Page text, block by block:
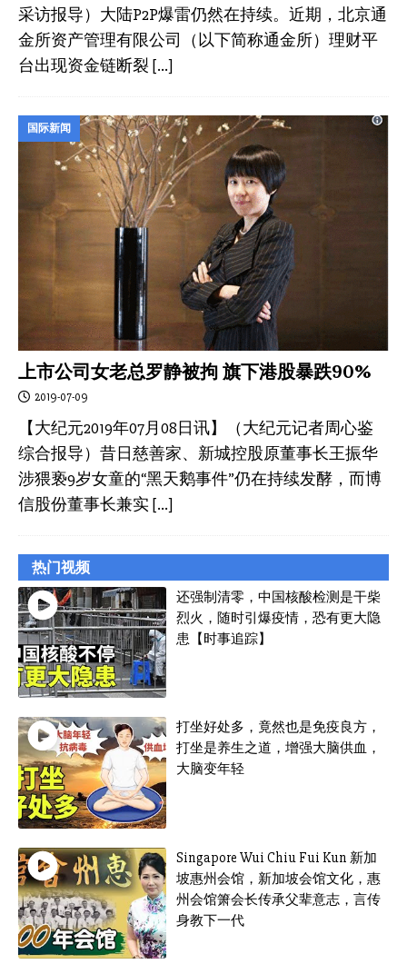
采访报导）大陆P2P爆雷仍然在持续。近期，北京通
金所资产管理有限公司（以下简称通金所）理财平
台出现资金链断裂 […]
国际新闻
上市公司女老总罗静被拘 旗下港股暴跌90%
2019-07-09
【大纪元2019年07月08日讯】（大纪元记者周心鉴
综合报导）昔日慈善家、新城控股原董事长王振华
涉猥亵9岁女童的“黑天鹅事件”仍在持续发酵，而博
信股份董事长兼实 […]
热门视频
还强制清零，中国核酸检测是干柴
烈火，随时引爆疫情，恐有更大隐
患【时事追踪】
打坐好处多，竟然也是免疫良方，
打坐是养生之道，增强大脑供血，
大脑变年轻
Singapore Wui Chiu Fui Kun 新加
坡惠州会馆，新加坡会馆文化，惠
州会馆箫会长传承父辈意志，言传
身教下一代